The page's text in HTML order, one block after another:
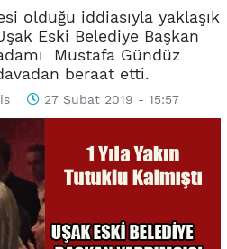
olduğu iddiasıyla yaklaşık
Eski Belediye Başkan
Mustafa Gündüz
beraat etti.
27 Şubat 2019 - 15:57